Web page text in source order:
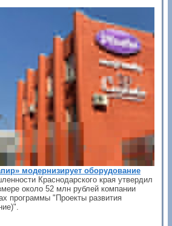
модернизирует оборудование
Краснодарского края утвердил
около 52 млн рублей компании
программы "Проекты развития